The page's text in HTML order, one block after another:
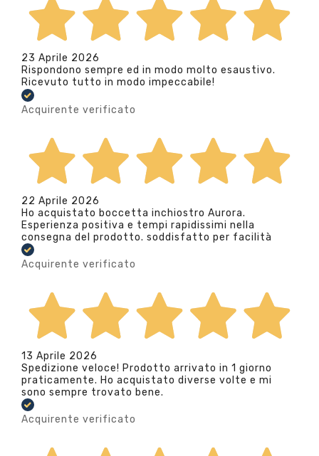
23 Aprile 2026
Rispondono sempre ed in modo molto esaustivo.
Ricevuto tutto in modo impeccabile!
Acquirente verificato
22 Aprile 2026
Ho acquistato boccetta inchiostro Aurora.
Esperienza positiva e tempi rapidissimi nella
consegna del prodotto. soddisfatto per facilità
Acquirente verificato
13 Aprile 2026
Spedizione veloce! Prodotto arrivato in 1 giorno
praticamente. Ho acquistato diverse volte e mi
sono sempre trovato bene.
Acquirente verificato